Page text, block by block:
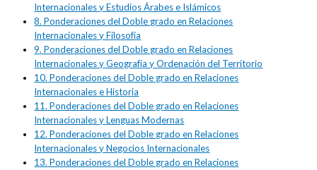
Internacionales y Estudios Árabes e Islámicos
8.Ponderaciones del Doble grado en Relaciones
Internacionales y Filosofía
9.Ponderaciones del Doble grado en Relaciones
Internacionales y Geografía y Ordenación del Territorio
10.Ponderaciones del Doble grado en Relaciones
Internacionales e Historia
11.Ponderaciones del Doble grado en Relaciones
Internacionales y Lenguas Modernas
12.Ponderaciones del Doble grado en Relaciones
Internacionales y Negocios Internacionales
13.Ponderaciones del Doble grado en Relaciones